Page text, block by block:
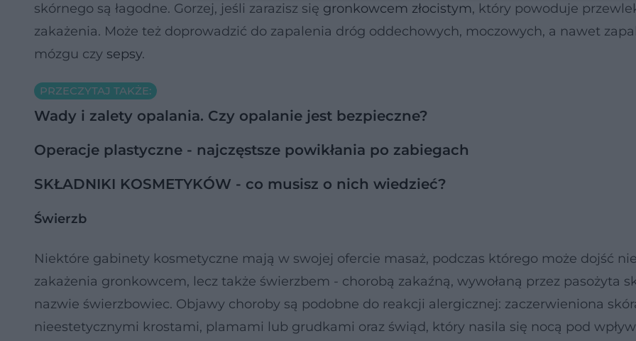
skórnego są łagodne. Gorzej, jeśli zarazisz się gronkowcem złocistym, który powoduje
zakażenia. Może też doprowadzić do zapalenia dróg oddechowych, moczowych, a nawet
mózgu czy sepsy.
PRZECZYTAJ TAKŻE:
Wady i zalety opalania. Czy opalanie jest bezpieczne?
Operacje plastyczne - najczęstsze powikłania po zabiegach
SKŁADNIKI KOSMETYKÓW - co musisz o nich wiedzieć?
Świerzb
Niektóre gabinety kosmetyczne mają w swojej ofercie masaż, podczas którego może dojść
zakażenia gronkowcem, lecz także świerzbem - chorobą zakaźną, wywołaną przez pasożyta
nazwie świerzbowiec. Objawy choroby są podobne do reakcji alergicznej: zaczerwieniona
nieestetycznymi krostami, plamami lub grudkami oraz świąd, który nasila się nocą pod